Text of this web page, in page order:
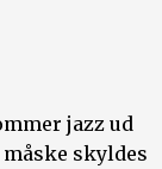
jazz ud
skyldes